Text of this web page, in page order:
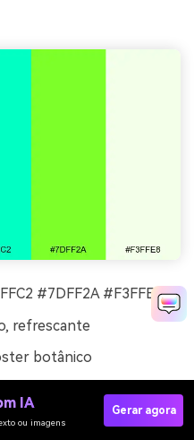
#7DFF2A #F3FFE8
refrescante
botânico
os verdes parecem
para pôsteres botânicos,
IA
ou imagens
Gerar agora